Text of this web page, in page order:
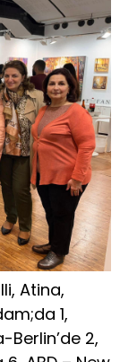
Atina,
1,
Berlin’de 2,